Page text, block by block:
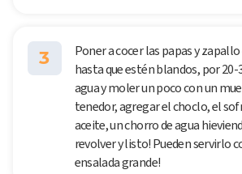
3
Poner a cocer las papas y
hasta que estén blandos, por
agua y moler un poco con un
tenedor, agregar el choclo, el
aceite, un chorro de agua
revolver y listo! Pueden servirlo
ensalada grande!